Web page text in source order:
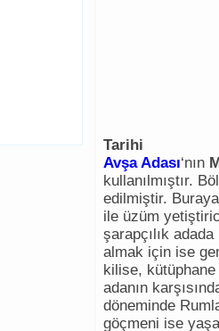
Tarihi
Avşa Adası‘nın
kullanılmıştır.
edilmiştir.
ile üzüm
şarapçılık
almak için ise
kilise, kütüphane
adanın
döneminde
göçmeni ise